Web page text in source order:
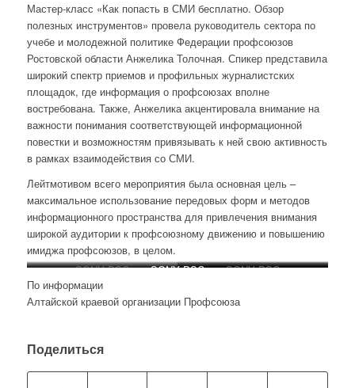
Мастер-класс «Как попасть в СМИ бесплатно. Обзор
полезных инструментов» провела руководитель сектора по
учебе и молодежной политике Федерации профсоюзов
Ростовской области Анжелика Толочная. Спикер представила
широкий спектр приемов и профильных журналистских
площадок, где информация о профсоюзах вполне
востребована. Также, Анжелика акцентировала внимание на
важности понимания соответствующей информационной
повестки и возможностям привязывать к ней свою активность
в рамках взаимодействия со СМИ.
Лейтмотивом всего мероприятия была основная цель –
максимальное использование передовых форм и методов
информационного пространства для привлечения внимания
широкой аудитории к профсоюзному движению и повышению
имиджа профсоюзов, в целом.
SONY DSC
SONY DSC SONY DSC
SONY DSC
По информации
Алтайской краевой организации Профсоюза
Поделиться